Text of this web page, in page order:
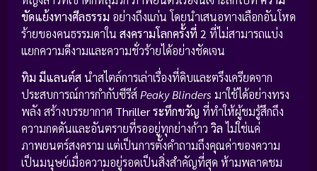
ขัดแย้งทางศีลธรรม อย่างถึงแก่น โดยนำเสนอทางเลือกอันโหด
ร้ายของคนธรรมดาใน สงครามโลกครั้งที่ 2 ที่ไม่สามารถแบ่ง
แยกความดีงามและความชั่วร้ายได้อย่างชัดเจน
ทิม มีแลนต์สนำสไตล์การเล่าเรื่องที่ดิบและตรึงเครียดจาก
ประสบการณ์การกำกับซีรีส์ Peaky Blinders มาใช้ได้อย่างทรง
พลัง สร้างบรรยากาศ Thriller ระทึกขวัญ ที่ทำให้ผู้ชมรู้สึกถึง
ความกดดันและอันตรายที่รออยู่ทุกย่างก้าว วิลไม่ใช่แค่
ภาพยนตร์สงคราม แต่เป็นการตั้งคำถามถึงคุณค่าของความ
เป็นมนุษย์เมื่อความอยู่รอดเป็นสิ่งสำคัญที่สุด ห้ามพลาดชม